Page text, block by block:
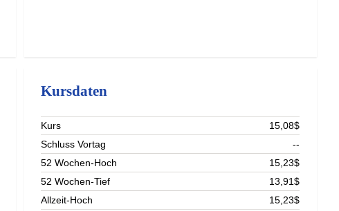
Kursdaten
Kurs
15,08$
Schluss Vortag
--
52 Wochen-Hoch
15,23$
52 Wochen-Tief
13,91$
Allzeit-Hoch
15,23$